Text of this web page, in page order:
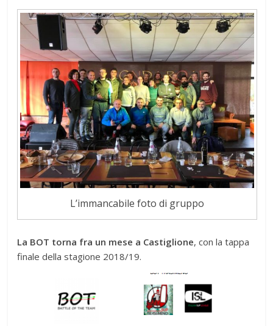
L’immancabile foto di gruppo
La BOT torna fra un mese a Castiglione, con la tappa
finale della stagione 2018/19.